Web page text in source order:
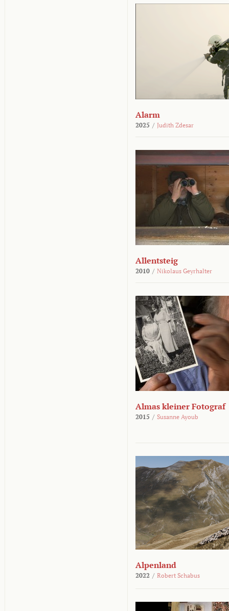
Alarm
2025 / Judith Zdesar
Allentsteig
2010 / Nikolaus Geyrhalter
Almas kleiner Fotograf
2015 / Susanne Ayoub
Alpenland
2022 / Robert Schabus